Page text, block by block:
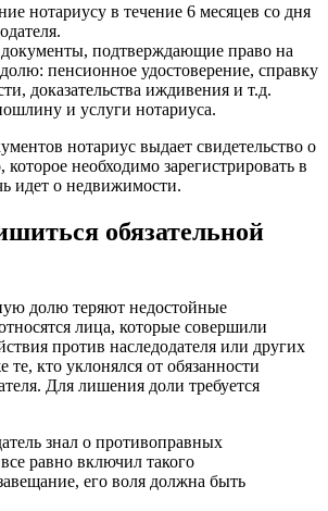
нотариусу в течение 6 месяцев со дня
документы, подтверждающие право на
пенсионное удостоверение, справку
доказательства иждивения и т.д.
и услуги нотариуса.
нотариус выдает свидетельство о
которое необходимо зарегистрировать в
идет о недвижимости.
обязательной
долю теряют недостойные
лица, которые совершили
против наследодателя или других
те, кто уклонялся от обязанности
Для лишения доли требуется
знал о противоправных
равно включил такого
его воля должна быть